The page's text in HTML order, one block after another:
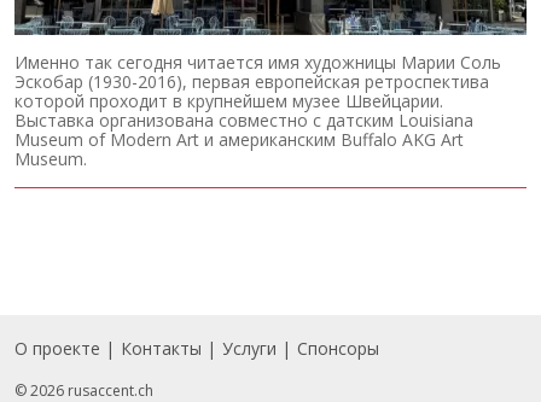
Именно так сегодня читается имя художницы Марии Соль
Эскобар (1930-2016), первая европейская ретроспектива
которой проходит в крупнейшем музее Швейцарии.
Выставка организована совместно с датским Louisiana
Museum of Modern Art и американским Buffalo AKG Art
Museum.
Footer
О проекте Контакты Услуги Спонсоры
© 2026 rusaccent.ch